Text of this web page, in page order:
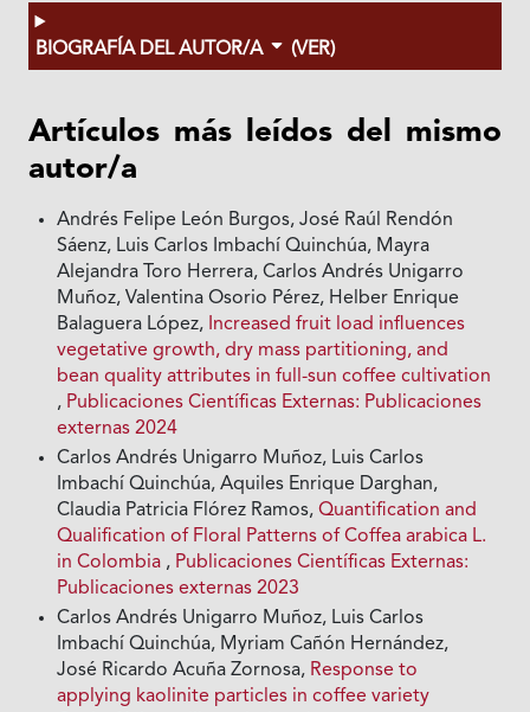
BIOGRAFÍA DEL AUTOR/A (VER)
Artículos más leídos del mismo
autor/a
Andrés Felipe León Burgos, José Raúl Rendón
Sáenz, Luis Carlos Imbachí Quinchúa, Mayra
Alejandra Toro Herrera, Carlos Andrés Unigarro
Muñoz, Valentina Osorio Pérez, Helber Enrique
Balaguera López, Increased fruit load influences
vegetative growth, dry mass partitioning, and
bean quality attributes in full-sun coffee cultivation
, Publicaciones Científicas Externas: Publicaciones
externas 2024
Carlos Andrés Unigarro Muñoz, Luis Carlos
Imbachí Quinchúa, Aquiles Enrique Darghan,
Claudia Patricia Flórez Ramos,Quantification and
Qualification of Floral Patterns of Coffea arabica L.
in Colombia , Publicaciones Científicas Externas:
Publicaciones externas 2023
Carlos Andrés Unigarro Muñoz, Luis Carlos
Imbachí Quinchúa, Myriam Cañón Hernández,
José Ricardo Acuña Zornosa, Response to
applying kaolinite particles in coffee variety